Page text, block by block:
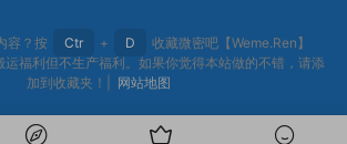
容？按 Ctr + D
收藏微密吧【Weme.Ren】
福利但不生产福利。如果你觉得本站做的不错，请添
加到收藏夹！| 网站地图